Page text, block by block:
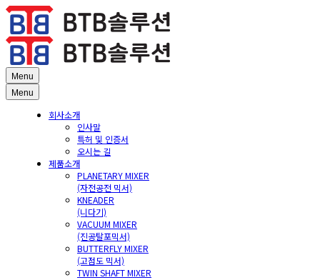
Menu
Menu
회사소개
인사말
특허 및 인증서
오시는 길
제품소개
PLANETARY MIXER
(자전공전 믹서)
KNEADER
(니다기)
VACUUM MIXER
(진공탈포믹서)
BUTTERFLY MIXER
(고점도 믹서)
TWIN SHAFT MIXER